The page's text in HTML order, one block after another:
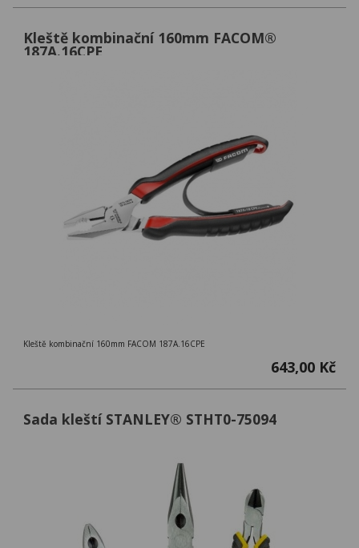
Kleště kombinační 160mm FACOM®
187A.16CPE
Kleště kombinační 160mm FACOM 187A.16CPE
643,00 Kč
Sada kleští STANLEY® STHT0-75094